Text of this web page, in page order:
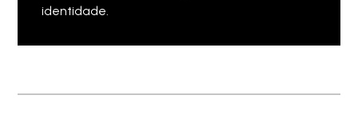
identidade.